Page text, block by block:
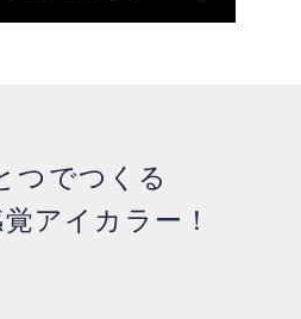
つでつくる
アイカラー！